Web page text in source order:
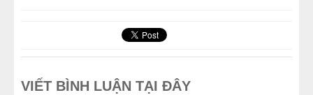
VIẾT BÌNH LUẬN TẠI ĐÂY